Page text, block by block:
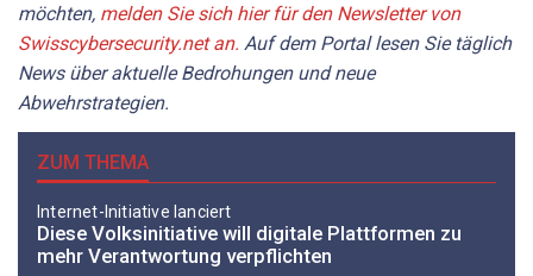
möchten, melden Sie sich hier für den Newsletter von
Swisscybersecurity.net an. Auf dem Portal lesen Sie täglich
News über aktuelle Bedrohungen und neue
Abwehrstrategien.
ZUM THEMA
Internet-Initiative lanciert
Diese Volksinitiative will digitale Plattformen zu
mehr Verantwortung verpflichten